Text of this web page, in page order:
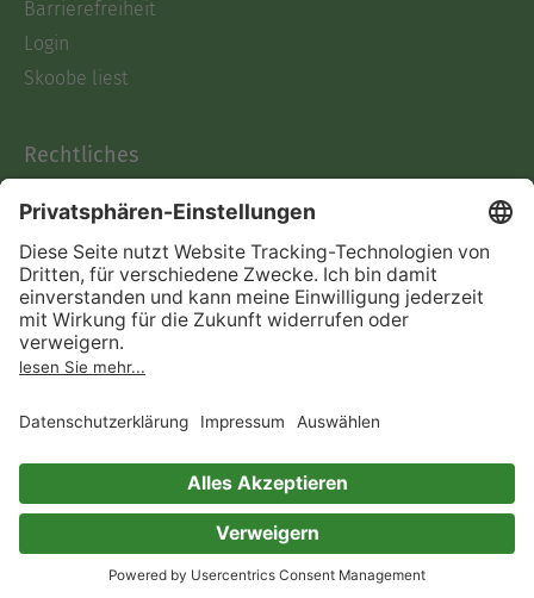
Barrierefreiheit
Login
Skoobe liest
Rechtliches
AGB
Informationen nach Data
Act
Verträge hier kündigen
Impressum
Immer ein gutes Buch